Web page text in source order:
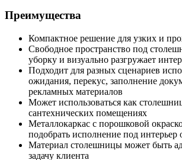
Преимущества
Компактное решение для узких и
Свободное пространство под
уборку и визуально разгружает
Подходит для разных сценариев
ожидания, перекус, заполнение
рекламных материалов
Может использоваться как
сантехнических помещениях
Металлокаркас с порошковой
подобрать исполнение под интерьер
Материал столешницы может быть
задачу клиента